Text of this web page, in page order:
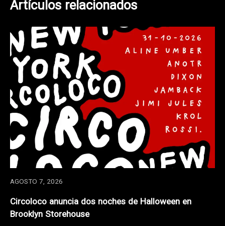
Artículos relacionados
AGOSTO 7, 2026
Circoloco anuncia dos noches de Halloween en
Brooklyn Storehouse